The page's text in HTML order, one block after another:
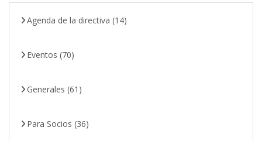
Agenda de la directiva (14)
Eventos (70)
Generales (61)
Para Socios (36)